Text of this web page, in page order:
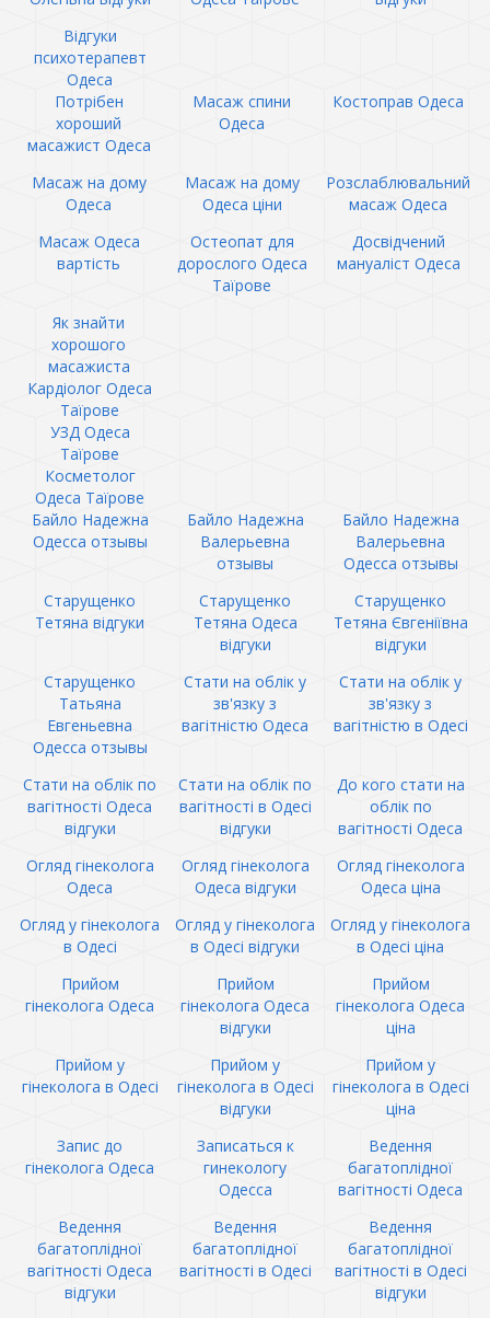
Відгуки
психотерапевт
Одеса
Потрібен
хороший
масажист Одеса
Масаж спини
Одеса
Костоправ Одеса
Масаж на дому
Одеса
Масаж на дому
Одеса ціни
Розслаблювальний
масаж Одеса
Масаж Одеса
вартість
Остеопат для
дорослого Одеса
Таїрове
Досвідчений
мануаліст Одеса
Як знайти
хорошого
масажиста
Кардіолог Одеса
Таїрове
УЗД Одеса
Таїрове
Косметолог
Одеса Таїрове
Байло Надежна
Одесса отзывы
Байло Надежна
Валерьевна
отзывы
Байло Надежна
Валерьевна
Одесса отзывы
Старущенко
Тетяна відгуки
Старущенко
Тетяна Одеса
відгуки
Старущенко
Тетяна Євгеніївна
відгуки
Старущенко
Татьяна
Евгеньевна
Одесса отзывы
Стати на облік у
зв'язку з
вагітністю Одеса
Стати на облік у
зв'язку з
вагітністю в Одесі
Стати на облік по
вагітності Одеса
відгуки
Стати на облік по
вагітності в Одесі
відгуки
До кого стати на
облік по
вагітності Одеса
Огляд гінеколога
Одеса
Огляд гінеколога
Одеса відгуки
Огляд гінеколога
Одеса ціна
Огляд у гінеколога
в Одесі
Огляд у гінеколога
в Одесі відгуки
Огляд у гінеколога
в Одесі ціна
Прийом
гінеколога Одеса
Прийом
гінеколога Одеса
відгуки
Прийом
гінеколога Одеса
ціна
Прийом у
гінеколога в Одесі
Прийом у
гінеколога в Одесі
відгуки
Прийом у
гінеколога в Одесі
ціна
Запис до
гінеколога Одеса
Записаться к
гинекологу
Одесса
Ведення
багатоплідної
вагітності Одеса
Ведення
багатоплідної
вагітності Одеса
відгуки
Ведення
багатоплідної
вагітності в Одесі
Ведення
багатоплідної
вагітності в Одесі
відгуки